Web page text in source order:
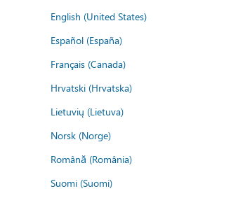
English (United States)
Español (España)
Français (Canada)
Hrvatski (Hrvatska)
Lietuvių (Lietuva)
Norsk (Norge)
Română (România)
Suomi (Suomi)